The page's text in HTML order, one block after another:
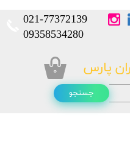
پارس
021-77372139​​​​​​​
​​​​​​​09358534280
جستجو
۰